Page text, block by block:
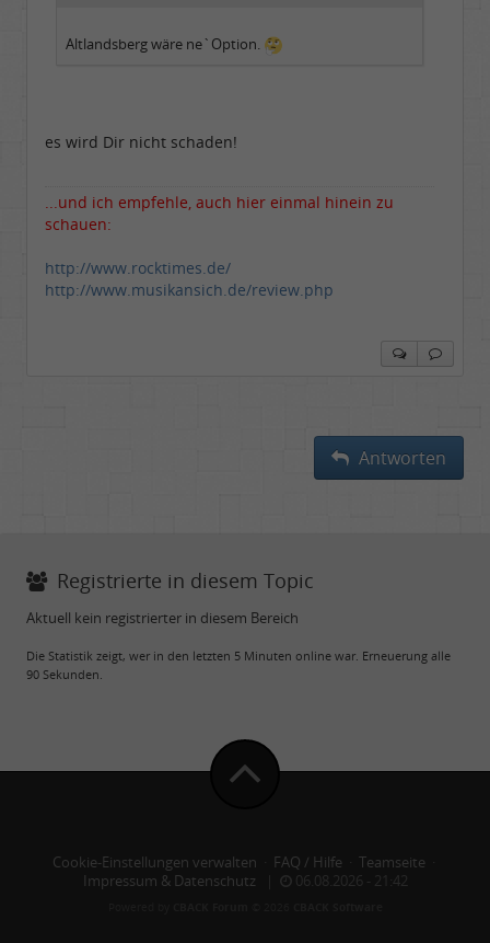
Altlandsberg wäre ne`Option.
es wird Dir nicht schaden!
...und ich empfehle, auch hier einmal hinein zu
schauen:
http://www.rocktimes.de/
http://www.musikansich.de/review.php
Antworten
Registrierte in diesem Topic
Aktuell kein registrierter in diesem Bereich
Die Statistik zeigt, wer in den letzten 5 Minuten online war. Erneuerung alle
90 Sekunden.
Cookie-Einstellungen verwalten FAQ / Hilfe Teamseite
Impressum & Datenschutz
06.08.2026 - 21:42